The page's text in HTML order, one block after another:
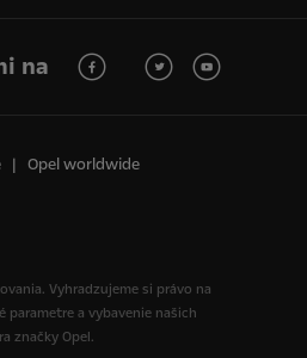
na
Opel worldwide
Vyhradzujeme si právo na
a vybavenie našich
značky Opel.